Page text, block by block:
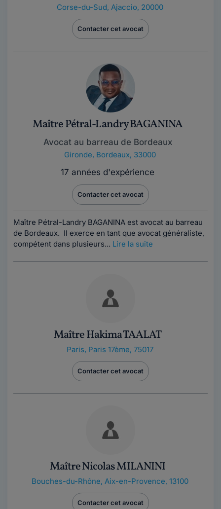
Corse-du-Sud, Ajaccio, 20000
Contacter cet avocat
Maître Pétral-Landry BAGANINA
Avocat au barreau de Bordeaux
Gironde, Bordeaux, 33000
17 années d'expérience
Contacter cet avocat
Maître Pétral-Landry BAGANINA est avocat au barreau
de Bordeaux. Il exerce en tant que avocat généraliste,
compétent dans plusieurs... Lire la suite
Maître Hakima TAALAT
Paris, Paris 17ème, 75017
Contacter cet avocat
Maître Nicolas MILANINI
Bouches-du-Rhône, Aix-en-Provence, 13100
Contacter cet avocat